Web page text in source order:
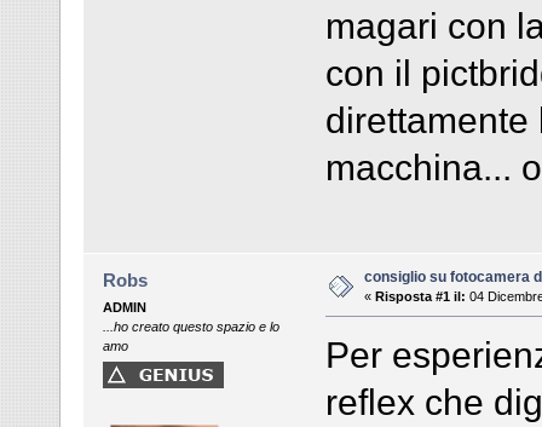
magari con
con il
direttamente
macchina...
Robs
ADMIN
...ho creato questo spazio e lo
amo
consiglio su fotocamera
« Risposta #1 il: 04
Per
reflex che